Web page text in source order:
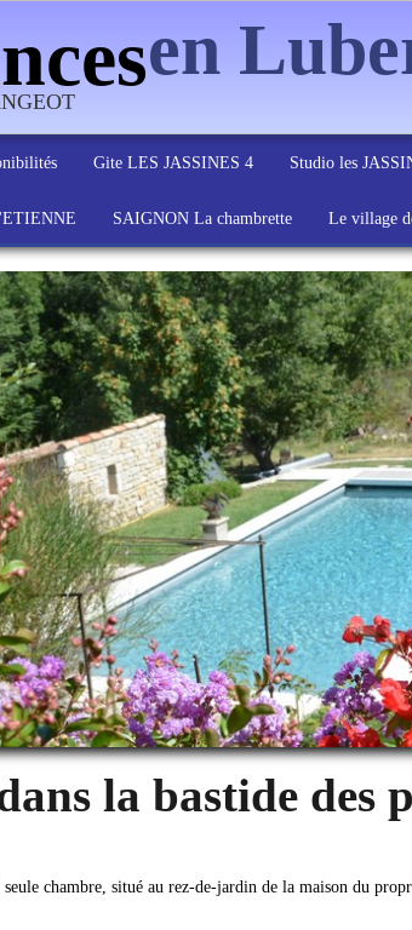
en
Gite LES JASSINES 4 Studio les
SAIGNON La chambrette Le village
la bastide des
chambre, situé au rez-de-jardin de la maison du